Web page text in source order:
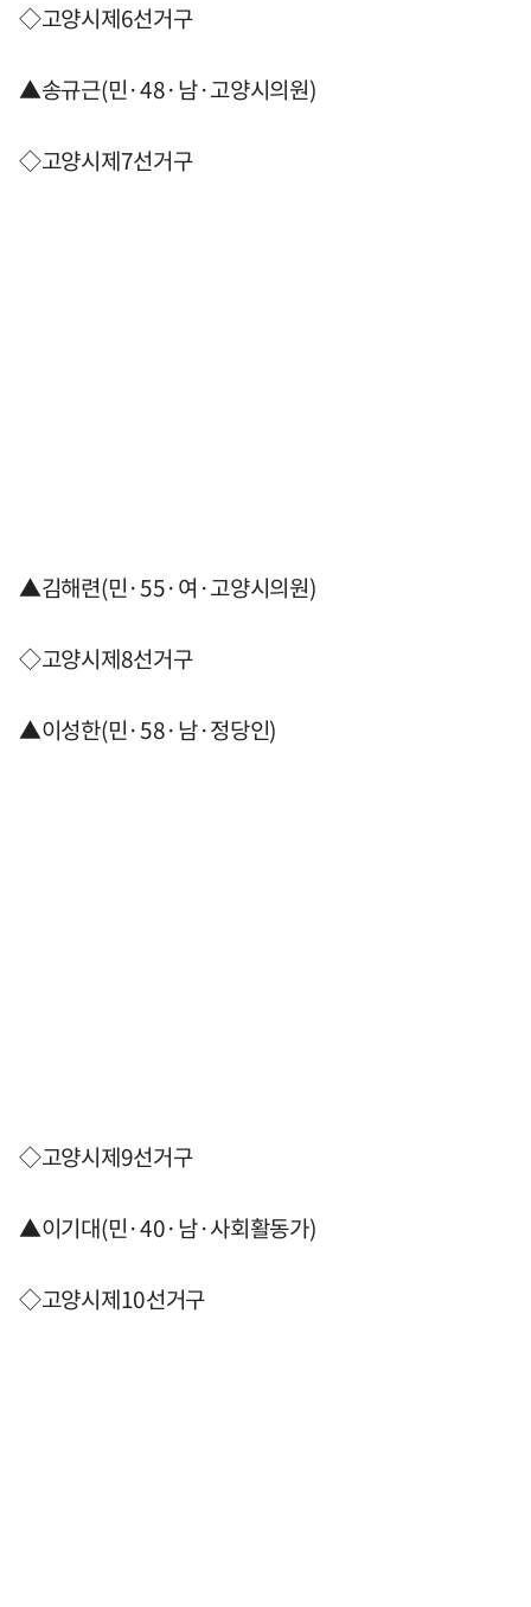
◇고양시제6선거구
▲송규근(민·48·남·고양시의원)
◇고양시제7선거구
▲김해련(민·55·여·고양시의원)
◇고양시제8선거구
▲이성한(민·58·남·정당인)
◇고양시제9선거구
▲이기대(민·40·남·사회활동가)
◇고양시제10선거구